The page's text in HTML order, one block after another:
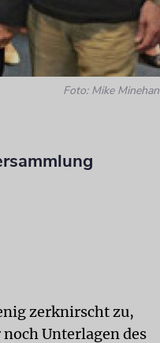
Foto: Mike Minehan
zerknirscht zu,
Unterlagen des